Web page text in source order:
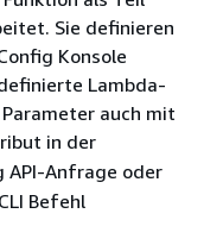
Sie definieren
Konsole
Lambda-
auch mit
in der
API-Anfrage oder
Befehl